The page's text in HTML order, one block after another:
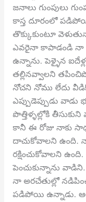
జనాలు గుంపులు
కాస్త దూరంలో
తొక్కుకుంటూ
ఎవరైనా కాపాడండి నా
ఉన్నాను. పెళ్ళైన
తల్లినవ్వాలని
నోచని నోము లేదు
ఎప్పుడెప్పుడు
పొత్తిళ్ళల్లోకి
కానీ ఈ రోజు నాకు
దాచుకోవాలని ఉంది. నా
రక్షించుకోవాలని
పెంచుకున్నాను
నా అరచేతుల్లో
పడిపోయి ఉన్నాడు.